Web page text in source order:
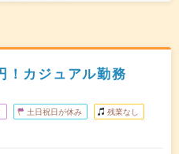
！カジュアル勤務
土日祝日が休み 残業なし